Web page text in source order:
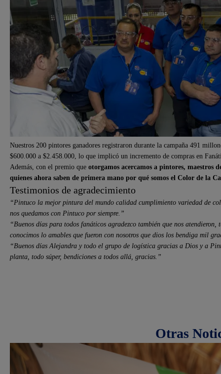
Nuestros 200 pintores ganadores registraron durante la campaña 491
$600.000 a $2.458.000, lo que implicó un incremento de compras en
Además, con el premio que otorgamos acercamos a pintores, maestros
quienes ahora saben de primera mano por qué somos el Color de la
Testimonios de agradecimiento
“Pintuco la mejor pintura del mundo calidad cumplimiento variedad de
nos quedamos con Pintuco por siempre.”
“Buenos días para todos fanáticos agradezco también que nos
conocimos lo amables que fueron con nosotros que dios los bendiga mil
“Buenos días Alejandra y todo el grupo de logística gracias a Dios y a
planta, todo súper, bendiciones a todos allá, gracias.”
Otras